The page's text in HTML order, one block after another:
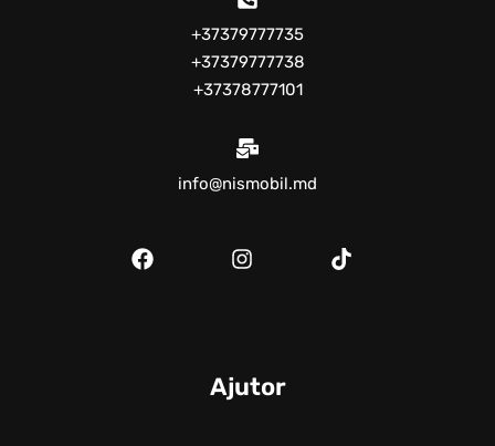
+37379777735
+37379777738
+37378777101
info@nismobil.md
Ajutor